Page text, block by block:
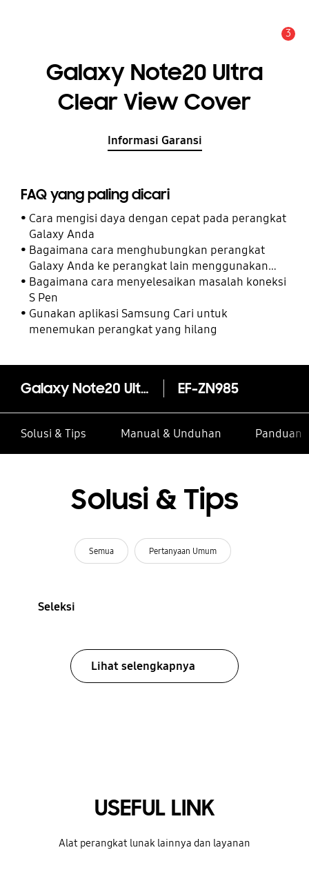
3
Galaxy Note20 Ultra
Clear View Cover
Informasi Garansi
FAQ yang paling dicari
Cara mengisi daya dengan cepat pada perangkat
Galaxy Anda
Bagaimana cara menghubungkan perangkat
Galaxy Anda ke perangkat lain menggunakan
Perangkat Terhubung
Bagaimana cara menyelesaikan masalah koneksi
S Pen
Gunakan aplikasi Samsung Cari untuk
menemukan perangkat yang hilang
Galaxy Note20 Ultra Clear View Cover EF-ZN985
Solusi & Tips Manual & Unduhan Panduan
Solusi & Tips
Semua Pertanyaan Umum
Seleksi
Lihat selengkapnya
USEFUL LINK
Alat perangkat lunak lainnya dan layanan